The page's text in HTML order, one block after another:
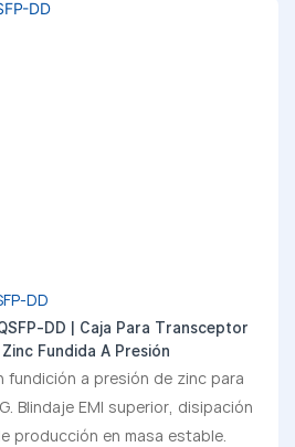
DD
DD | Caja Para Transceptor
Fundida A Presión
fundición a presión de zinc para
Blindaje EMI superior, disipación
producción en masa estable.